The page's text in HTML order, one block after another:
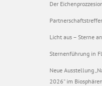
Der
Licht aus – Sterne
Sternenführung in
Neue Ausstellung
2026“ im